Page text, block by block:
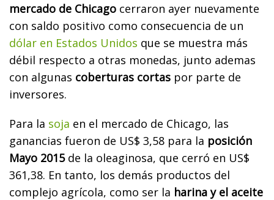
mercado de Chicago cerraron ayer nuevamente
con saldo positivo como consecuencia de un
dólar en Estados Unidos que se muestra más
débil respecto a otras monedas, junto ademas
con algunas coberturas cortas por parte de
inversores.
Para la soja en el mercado de Chicago, las
ganancias fueron de US$ 3,58 para la posición
Mayo 2015de la oleaginosa, que cerró en US$
361,38. En tanto, los demás productos del
complejo agrícola, como ser la harina y el aceite